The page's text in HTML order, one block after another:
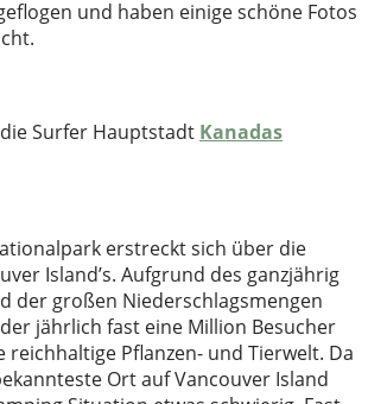
und haben einige schöne Fotos
Surfer Hauptstadt Kanadas
erstreckt sich über die
Island’s. Aufgrund des ganzjährig
der großen Niederschlagsmengen
jährlich fast eine Million Besucher
reichhaltige Pflanzen- und Tierwelt. Da
Ort auf Vancouver Island